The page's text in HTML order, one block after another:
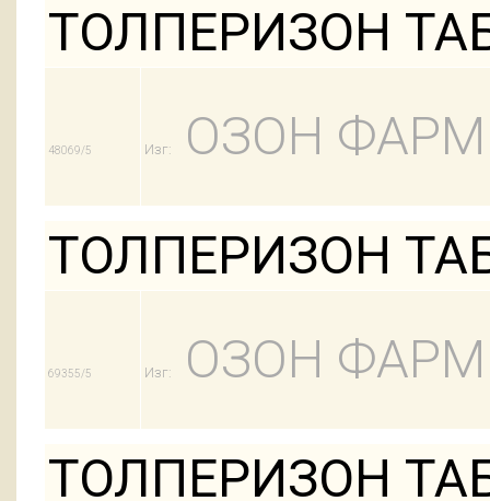
ТОЛПЕРИЗОН
48069/5 Изг:
ОЗОН ФАРМ
ТОЛПЕРИЗОН
69355/5 Изг:
ОЗОН ФАРМ
ТОЛПЕРИЗОН